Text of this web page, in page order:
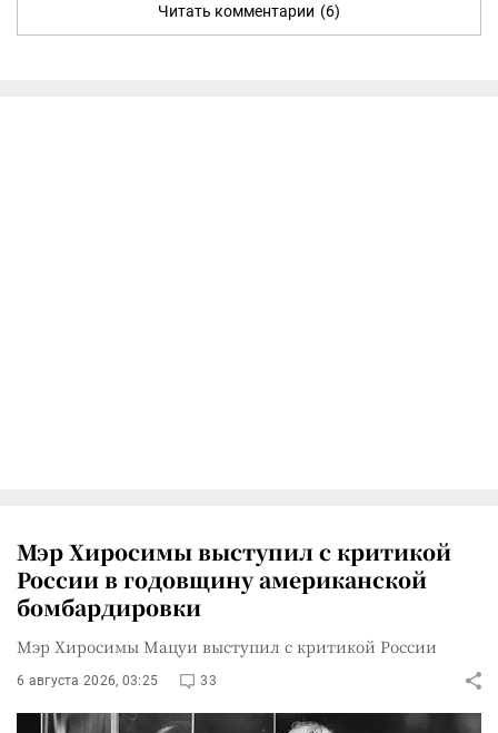
Читать комментарии (6)
Мэр Хиросимы выступил с критикой
России в годовщину американской
бомбардировки
Мэр Хиросимы Мацуи выступил с критикой России
6 августа 2026, 03:25 33